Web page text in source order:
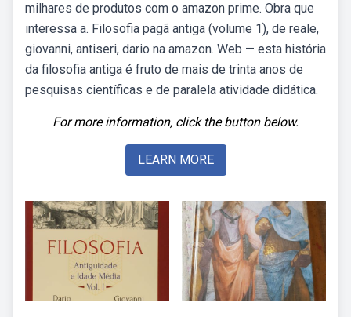
milhares de produtos com o amazon prime. Obra que
interessa a. Filosofia pagã antiga (volume 1), de reale,
giovanni, antiseri, dario na amazon. Web — esta história
da filosofia antiga é fruto de mais de trinta anos de
pesquisas científicas e de paralela atividade didática.
For more information, click the button below.
LEARN MORE